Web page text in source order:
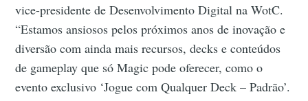
vice-presidente de Desenvolvimento Digital na WotC.
“Estamos ansiosos pelos próximos anos de inovação e
diversão com ainda mais recursos, decks e conteúdos
de gameplay que só Magic pode oferecer, como o
evento exclusivo ‘Jogue com Qualquer Deck – Padrão’.